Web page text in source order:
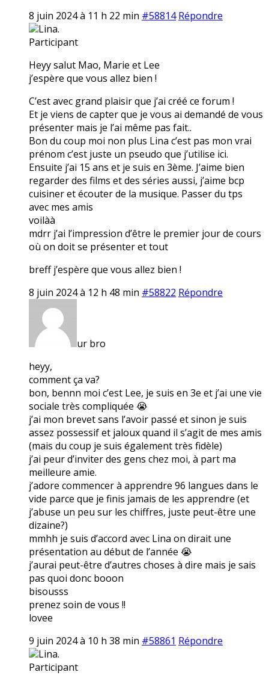
8 juin 2024 à 11 h 22 min #58814 Répondre
Lina.
Participant
Heyy salut Mao, Marie et Lee
j’espère que vous allez bien !
C’est avec grand plaisir que j’ai créé ce forum !
Et je viens de capter que je vous ai demandé de vous
présenter mais je l’ai même pas fait..
Bon du coup moi non plus Lina c’est pas mon vrai
prénom c’est juste un pseudo que j’utilise ici.
Ensuite j’ai 15 ans et je suis en 3ème. J’aime bien
regarder des films et des séries aussi, j’aime bcp
cuisiner et écouter de la musique. Passer du tps
avec mes amis
voilàà
mdrr j’ai l’impression d’être le premier jour de cours
où on doit se présenter et tout
breff j’espère que vous allez bien !
8 juin 2024 à 12 h 48 min #58822 Répondre
ur bro
heyy,
comment ça va?
bon, bennn moi c’est Lee, je suis en 3e et j’ai une vie
sociale très compliquée 😭
j’ai mon brevet sans l’avoir passé et sinon je suis
assez possessif et jaloux quand il s’agit de mes amis
(mais du coup je suis également très fidèle)
j’ai peur d’inviter des gens chez moi, à part ma
meilleure amie.
j’adore commencer à apprendre 96 langues dans le
vide parce que je finis jamais de les apprendre (et
j’abuse un peu sur les chiffres, juste peut-être une
dizaine?)
mmhh je suis d’accord avec Lina on dirait une
présentation au début de l’année 😭
j’aurai peut-être d’autres choses à dire mais je sais
pas quoi donc booon
bisousss
prenez soin de vous !!
lovee
9 juin 2024 à 10 h 38 min #58861 Répondre
Lina.
Participant